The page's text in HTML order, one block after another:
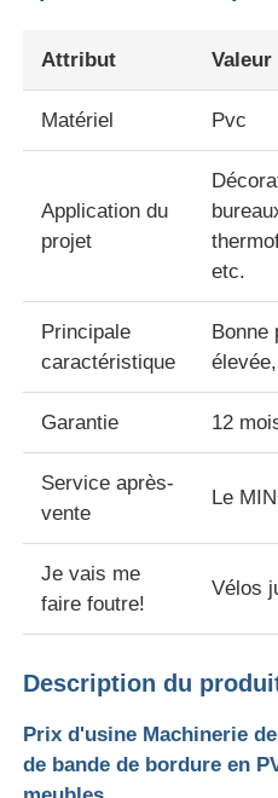
Accueil
À propos de nous
Visite de l'usine
Contactez-nous
Les affaires
ligne d'extrusion de feuille
Attribut Valeur
Matériel Pvc
Application du
projet
etc.
Principale
caractéristique
Bonne
Garantie 12
Service après-
vente
Le
Je vais me
faire foutre!
Vélos
Description du
Prix d'usine Machinerie
de bande de bordure en